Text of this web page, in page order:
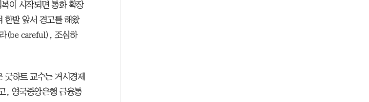
이 시작되면 통화 확장
한발 앞서 경고를 해왔
(be careful), 조심하
굿하트 교수는 거시경제
, 영국중앙은행 금융통